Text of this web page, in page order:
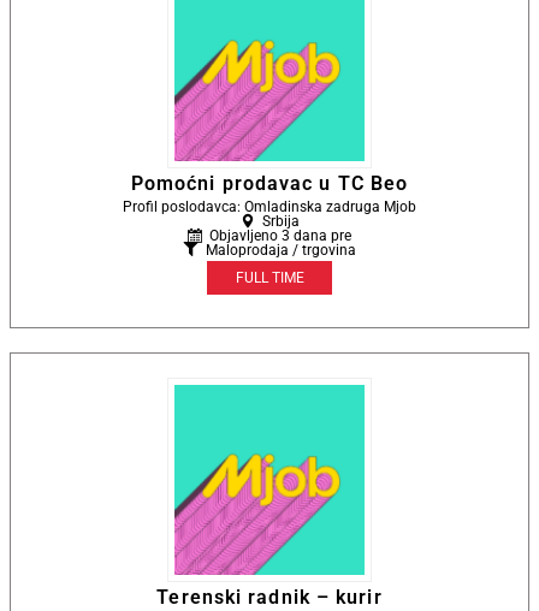
Pomoćni prodavac u TC Beo
Profil poslodavca: Omladinska zadruga Mjob
Srbija
Objavljeno 3 dana pre
Maloprodaja / trgovina
FULL TIME
Terenski radnik – kurir